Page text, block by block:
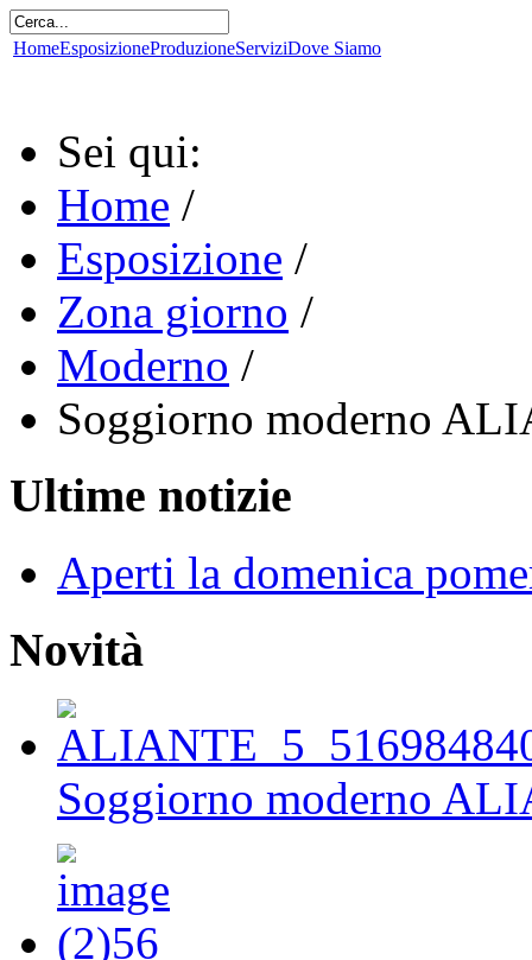
HomeEsposizioneProduzioneServiziDove Siamo
Sei qui:
Home /
Esposizione /
Zona giorno /
Moderno /
Soggiorno moderno
Ultime notizie
Aperti la domenica
Novità
Soggiorno moderno